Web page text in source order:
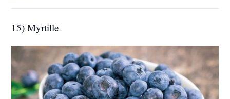
15) Myrtille